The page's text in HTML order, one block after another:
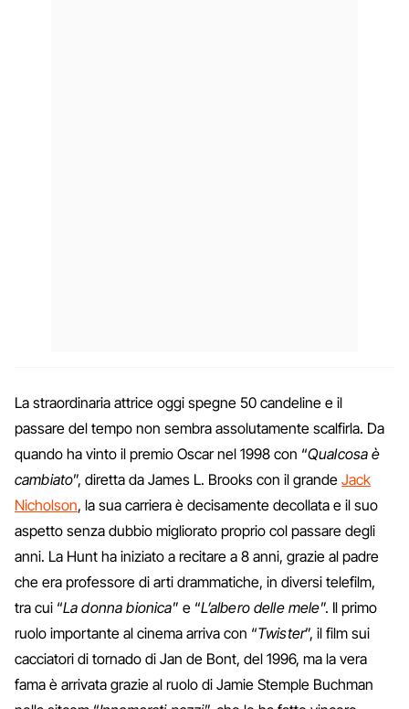
La straordinaria attrice oggi spegne 50 candeline e il
passare del tempo non sembra assolutamente scalfirla. Da
quando ha vinto il premio Oscar nel 1998 con “Qualcosa è
cambiato”, diretta da James L. Brooks con il grandeJack
Nicholson, la sua carriera è decisamente decollata e il suo
aspetto senza dubbio migliorato proprio col passare degli
anni. La Hunt ha iniziato a recitare a 8 anni, grazie al padre
che era professore di arti drammatiche, in diversi telefilm,
tra cui “La donna bionica” e “L’albero delle mele”. Il primo
ruolo importante al cinema arriva con “Twister”, il film sui
cacciatori di tornado di Jan de Bont, del 1996, ma la vera
fama è arrivata grazie al ruolo di Jamie Stemple Buchman